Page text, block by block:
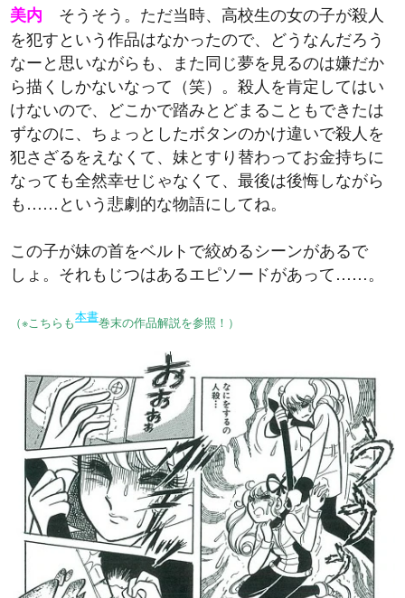
美内 そうそう。ただ当時、高校生の女の子が殺人
を犯すという作品はなかったので、どうなんだろう
なーと思いながらも、また同じ夢を見るのは嫌だか
ら描くしかないなって（笑）。殺人を肯定してはい
けないので、どこかで踏みとどまることもできたは
ずなのに、ちょっとしたボタンのかけ違いで殺人を
犯さざるをえなくて、妹とすり替わってお金持ちに
なっても全然幸せじゃなくて、最後は後悔しながら
も……という悲劇的な物語にしてね。
この子が妹の首をベルトで絞めるシーンがあるで
しょ。それもじつはあるエピソードがあって……。
（※こちらも本書巻末の作品解説を参照！）